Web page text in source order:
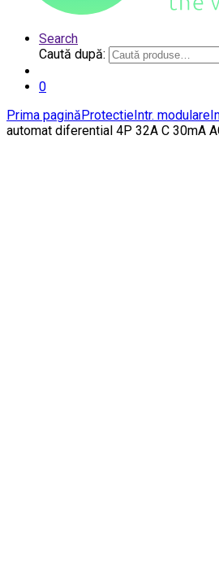
Search
Caută după:
0
Prima paginăProtectieIntr. modulare
automat diferential 4P 32A C 30mA